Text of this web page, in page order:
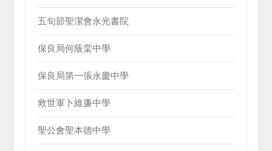
五旬節聖潔會永光書院
保良局何蔭棠中學
保良局第一張永慶中學
救世軍卜維廉中學
聖公會聖本德中學